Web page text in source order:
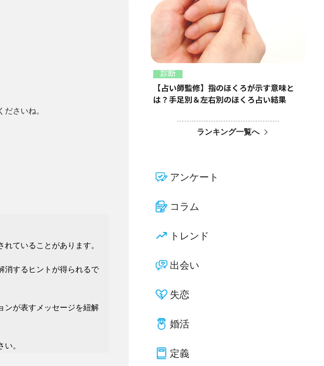
さいね。
ていることがあります。
消するヒントが得られるで
ンが表すメッセージを紐解
。
診断
【占い師監修】指のほくろが示す意味と
は？手足別＆左右別のほくろ占い結果
ランキング一覧へ
アンケート
コラム
トレンド
出会い
失恋
婚活
定義